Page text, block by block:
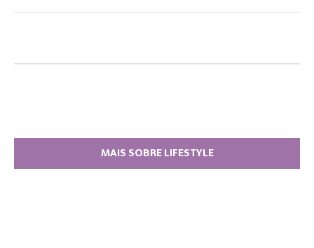
MAIS SOBRE LIFESTYLE